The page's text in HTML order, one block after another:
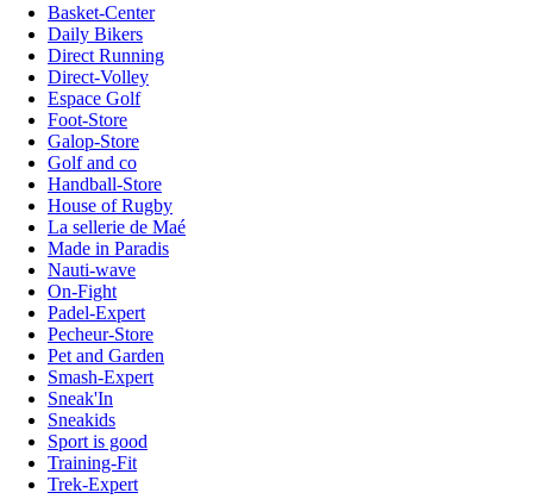
Basket-Center
Daily Bikers
Direct Running
Direct-Volley
Espace Golf
Foot-Store
Galop-Store
Golf and co
Handball-Store
House of Rugby
La sellerie de Maé
Made in Paradis
Nauti-wave
On-Fight
Padel-Expert
Pecheur-Store
Pet and Garden
Smash-Expert
Sneak'In
Sneakids
Sport is good
Training-Fit
Trek-Expert